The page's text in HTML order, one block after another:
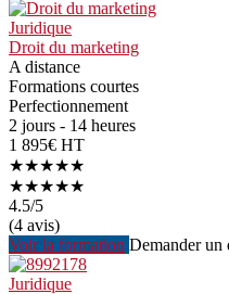
Juridique
Droit du marketing
A distance
Formations courtes
Perfectionnement
2 jours - 14 heures
1 895€ HT
★★★★★
★★★★★
4.5/5
(4 avis)
Voir la formation Demander un
Juridique